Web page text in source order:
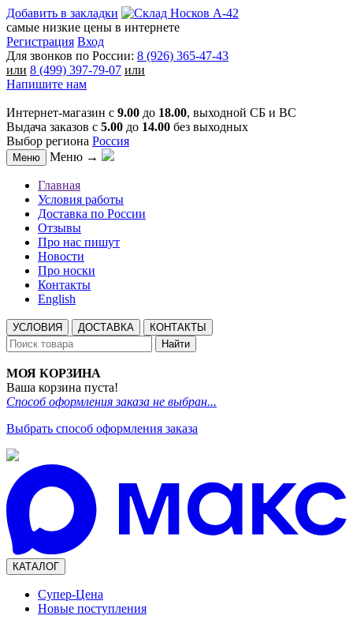
Добавить в закладки
самые низкие цены в интернете
Регистрация Вход
Для звонков по России: 8 (926) 365-47-43
или 8 (499) 397-79-07 или
Напишите нам
Интернет-магазин с 9.00 до 18.00, выходной СБ и ВС
Выдача заказов с 5.00 до 14.00 без выходных
Выбор региона Россия
Меню Меню →
Главная
Условия работы
Доставка по России
Отзывы
Про нас пишут
Новости
Про носки
Контакты
English
УСЛОВИЯ ДОСТАВКА
КОНТАКТЫ
Найти
МОЯ КОРЗИНА
Ваша корзина пуста!
Способ оформления заказа не выбран...
Выбрать способ оформления заказа
КАТАЛОГ
Супер-Цена
Новые поступления